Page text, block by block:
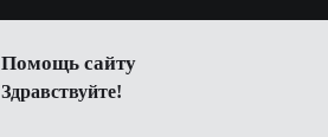
Помощь сайту
Здравствуйте!